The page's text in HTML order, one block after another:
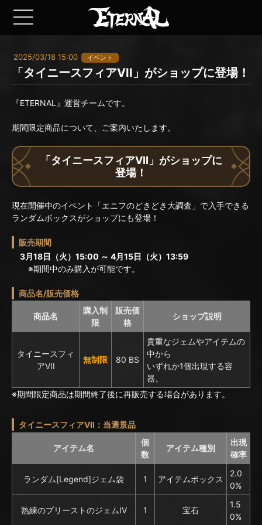
2025/03/18 15:00 イベント
「タイニースフィアVII」がショップに登場！
『ETERNAL』運営チームです。
期間限定商品について、ご案内いたします。
「タイニースフィアVII」がショップに
登場！
現在開催中のイベント「エニフのどきどき大調査」で入手できる
ランダムボックスがショップにも登場！
販売期間
3月18日（火）15:00 ～ 4月15日（火）13:59
※期間中のみ購入が可能です。
商品名/販売価格
商品名
購入制
限
販売価
格
ショップ説明
タイニースフィ
アVII
無制限 80 BS
貴重なジェムやアイテムの
中から
いずれか1個出現する容
器。
※期間限定商品は期間終了後に再販売する場合があります。
タイニースフィアVII：当選景品
アイテム名
個
数
アイテム種別
出現
確率
ランダム[Legend]ジェム袋 1 アイテムボックス
2.0
0%
熟練のプリーストのジェムIV 1 宝石
1.5
0%